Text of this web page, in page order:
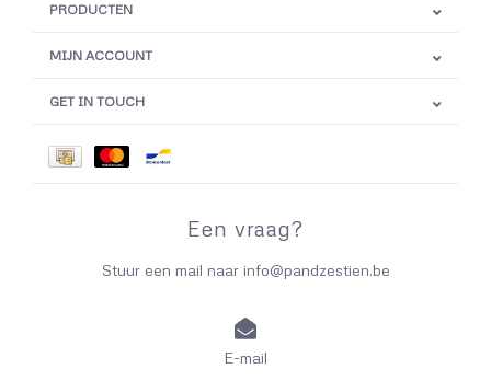
PRODUCTEN
MIJN ACCOUNT
GET IN TOUCH
Een vraag?
Stuur een mail naar info@pandzestien.be
E-mail